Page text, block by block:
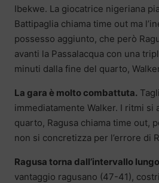
Ibekwe. La giocatrice nigeriana
Battipaglia chiama time out ma
possesso aggiunto, che però
avanti la Passalacqua con una
minuti dalla fine del quarto,
La gara è molto combattuta.
immediatamente Walker. I ritmi
quarto, Ragusa chiama time out,
non si concretizza per l’errore di
Ragusa torna dall’intervallo
vantaggio ragusano (47-41),